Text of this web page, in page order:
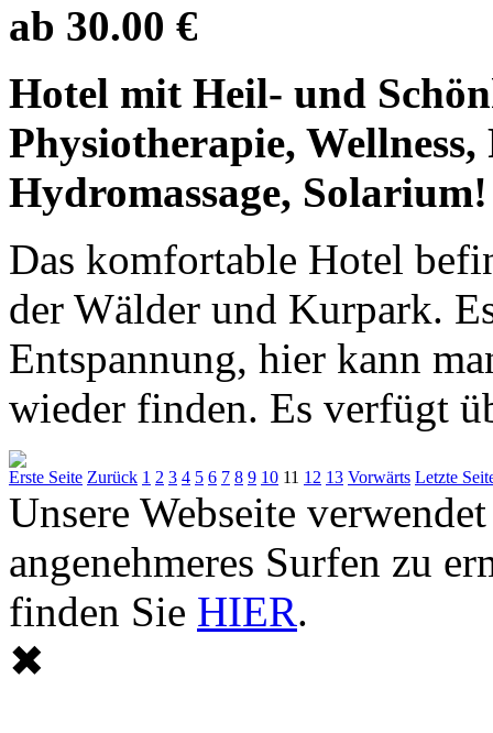
ab 30.00 €
Hotel mit Heil- und
Physiotherapie,
Hydromassage, Solarium!
Das komfortable Hotel
der Wälder und Kurpark.
Entspannung, hier kann
wieder finden. Es verfügt
Erste Seite Zurück 1 2 3 4 5 6 7 8 9 10 11 12 13 Vorwärts Letzte
Unsere Webseite
angenehmeres Surfen zu
finden Sie HIER.
✖